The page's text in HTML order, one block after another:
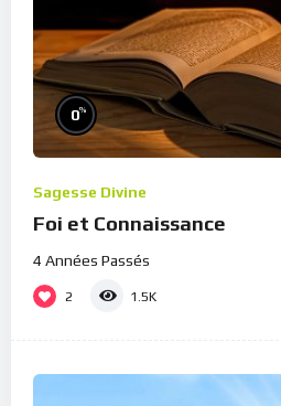
0%
Sagesse Divine
Foi et Connaissance
4 Années Passés
2 1.5K